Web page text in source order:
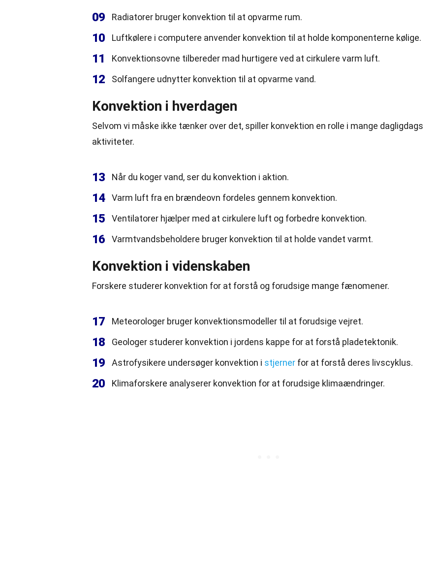
09 Radiatorer bruger konvektion til at opvarme rum.
10 Luftkølere i computere anvender konvektion til at holde komponenterne kølige.
11 Konvektionsovne tilbereder mad hurtigere ved at cirkulere varm luft.
12 Solfangere udnytter konvektion til at opvarme vand.
Konvektion i hverdagen
Selvom vi måske ikke tænker over det, spiller konvektion en rolle i mange dagligdags
aktiviteter.
13 Når du koger vand, ser du konvektion i aktion.
14 Varm luft fra en brændeovn fordeles gennem konvektion.
15 Ventilatorer hjælper med at cirkulere luft og forbedre konvektion.
16 Varmtvandsbeholdere bruger konvektion til at holde vandet varmt.
Konvektion i videnskaben
Forskere studerer konvektion for at forstå og forudsige mange fænomener.
17 Meteorologer bruger konvektionsmodeller til at forudsige vejret.
18 Geologer studerer konvektion i jordens kappe for at forstå pladetektonik.
19 Astrofysikere undersøger konvektion i stjerner for at forstå deres livscyklus.
20 Klimaforskere analyserer konvektion for at forudsige klimaændringer.